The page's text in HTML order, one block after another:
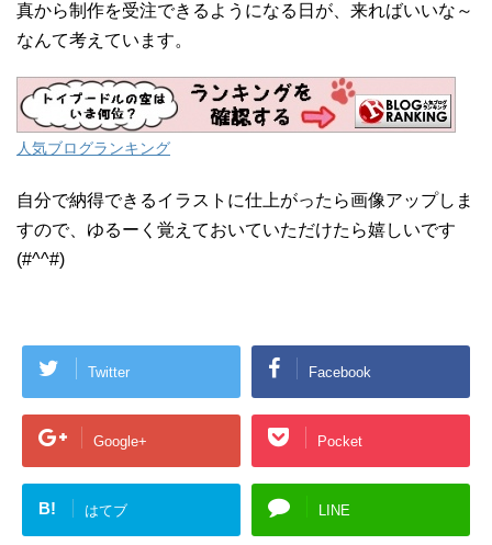
真から制作を受注できるようになる日が、来ればいいな～
なんて考えています。
人気ブログランキング
自分で納得できるイラストに仕上がったら画像アップしま
すので、ゆるーく覚えておいていただけたら嬉しいです
(#^^#)
Twitter Facebook
Google+ Pocket
B! はてブ LINE